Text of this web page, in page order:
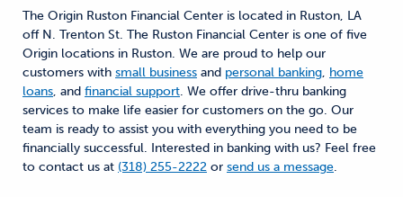
The Origin Ruston Financial Center is located in Ruston, LA
off N. Trenton St. The Ruston Financial Center is one of five
Origin locations in Ruston. We are proud to help our
customers with small business and personal banking, home
loans, and financial support. We offer drive-thru banking
services to make life easier for customers on the go. Our
team is ready to assist you with everything you need to be
financially successful. Interested in banking with us? Feel free
to contact us at (318) 255-2222 or send us a message.